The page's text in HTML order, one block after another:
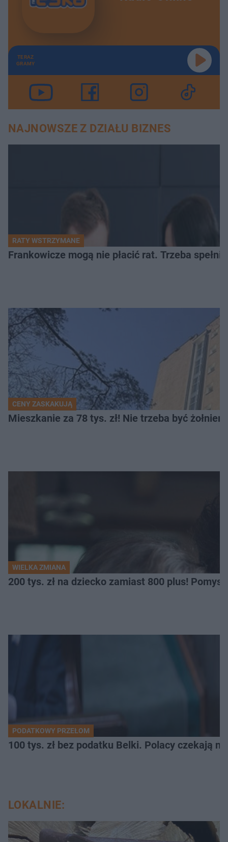
TERAZ
GRAMY
NAJNOWSZE Z DZIAŁU BIZNES
RATY WSTRZYMANE
Frankowicze mogą nie płacić rat. Trzeba
CENY ZASKAKUJĄ
Mieszkanie za 78 tys. zł! Nie trzeba być
WIELKA ZMIANA
200 tys. zł na dziecko zamiast 800 plus!
PODATKOWY PRZEŁOM
100 tys. zł bez podatku Belki. Polacy czekają
LOKALNIE: